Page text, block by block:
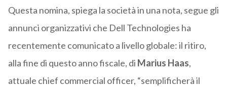
Questa nomina, spiega la società in una nota, segue gli
annunci organizzativi che Dell Technologies ha
recentemente comunicato a livello globale: il ritiro,
alla fine di questo anno fiscale, di Marius Haas,
attuale chief commercial officer, “semplificherà il